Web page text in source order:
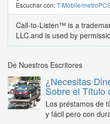
Escuchar con:T-Mobile/
Call-to-Listen™ is a
LLC and is used by
De Nuestros Escritores
¿Necesitas
Sobre el Título
Los préstamos de
y fácil pero con